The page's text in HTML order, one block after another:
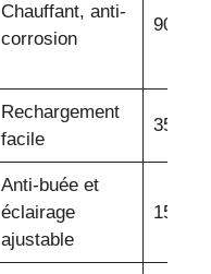
Chauffant, anti-
corrosion
90 €
Rechargement
facile
35 €
Anti-buée et
éclairage
ajustable
150 €